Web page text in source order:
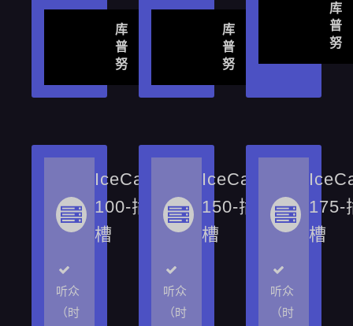
库
普
努
库
普
努
库
普
努
IceCast-
100-插
槽
听众
（时
IceCast-
150-插
槽
听众
（时
175-
槽
听众
（时